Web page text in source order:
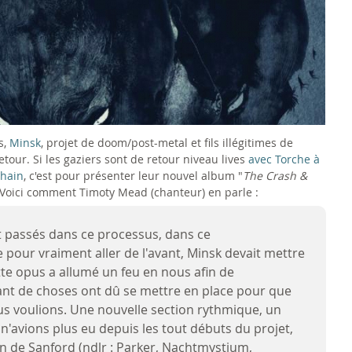
Minsk, projet de doom/post-metal et fils illégitimes de
Si les gaziers sont de retour niveau lives avec Torche à
, c'est pour présenter leur nouvel album "The Crash &
comment Timoty Mead (chanteur) en parle :
dans ce processus, dans ce
vraiment aller de l'avant, Minsk devait mettre
opus a allumé un feu en nous afin de
de choses ont dû se mettre en place pour que
voulions. Une nouvelle section rythmique, un
plus eu depuis les tout débuts du projet,
Sanford (ndlr : Parker, Nachtmystium,